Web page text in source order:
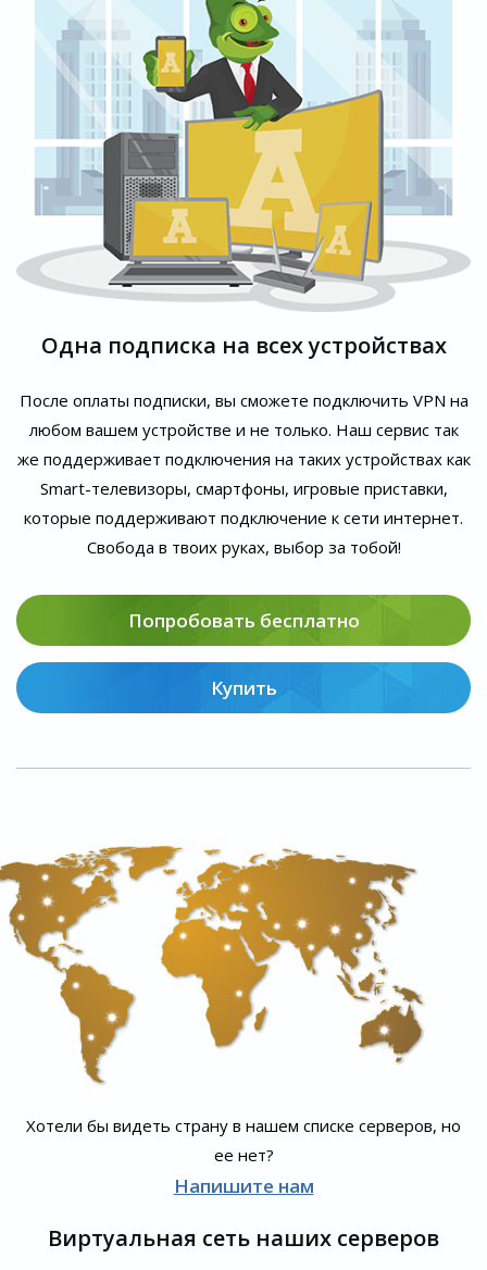
Одна подписка на всех устройствах
После оплаты подписки, вы сможете подключить VPN на
любом вашем устройстве и не только. Наш сервис так
же поддерживает подключения на таких устройствах как
Smart-телевизоры, смартфоны, игровые приставки,
которые поддерживают подключение к сети интернет.
Свобода в твоих руках, выбор за тобой!
Попробовать бесплатно
Купить
Хотели бы видеть страну в нашем списке серверов, но
ее нет?
Напишите нам
Виртуальная сеть наших серверов